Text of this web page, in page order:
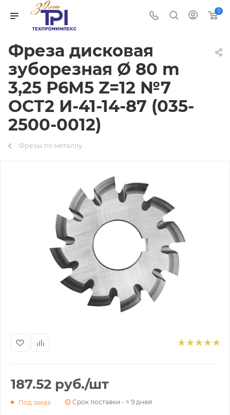
0
Фреза дисковая
зуборезная Ø 80 m
3,25 Р6М5 Z=12 №7
ОСТ2 И-41-14-87 (035-
2500-0012)
Фрезы по металлу
187.52 руб./шт
Под заказ Срок поставки - ≈ 9 дней